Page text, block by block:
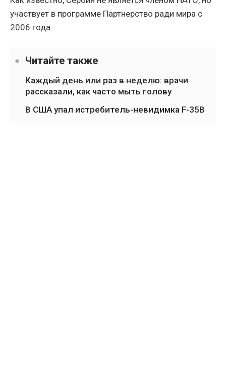
участвует в программе Партнерство ради мира с
2006 года.
Читайте также
Каждый день или раз в неделю: врачи
рассказали, как часто мыть голову
В США упал истребитель-невидимка F-35B